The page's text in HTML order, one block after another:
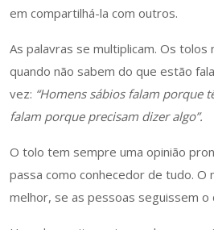
em compartilhá-la com outros.
As palavras se multiplicam. Os tolos
quando não sabem do que estão
vez: “Homens sábios falam porque
falam porque precisam dizer algo”.
O tolo tem sempre uma opinião
passa como conhecedor de tudo. O
melhor, se as pessoas seguissem o